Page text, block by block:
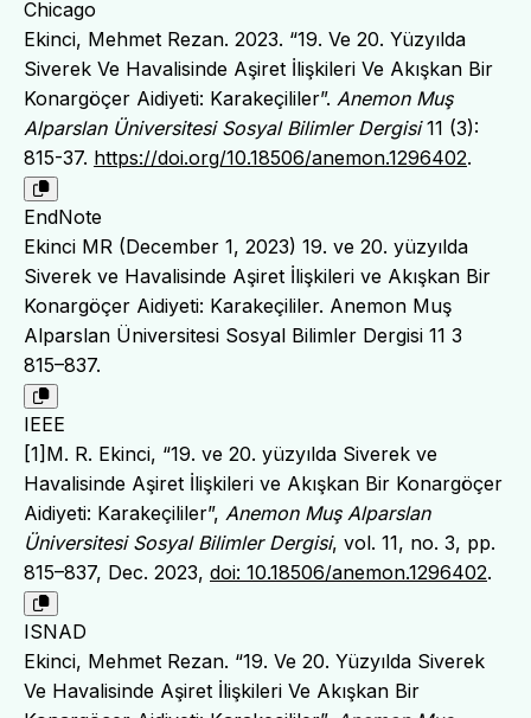
Chicago
Ekinci, Mehmet Rezan. 2023. “19. Ve 20. Yüzyılda
Siverek Ve Havalisinde Aşiret İlişkileri Ve Akışkan Bir
Konargöçer Aidiyeti: Karakeçililer”. Anemon Muş
Alparslan Üniversitesi Sosyal Bilimler Dergisi11 (3):
815-37. https://doi.org/10.18506/anemon.1296402.
EndNote
Ekinci MR (December 1, 2023) 19. ve 20. yüzyılda
Siverek ve Havalisinde Aşiret İlişkileri ve Akışkan Bir
Konargöçer Aidiyeti: Karakeçililer. Anemon Muş
Alparslan Üniversitesi Sosyal Bilimler Dergisi 11 3
815–837.
IEEE
[1]M. R. Ekinci, “19. ve 20. yüzyılda Siverek ve
Havalisinde Aşiret İlişkileri ve Akışkan Bir Konargöçer
Aidiyeti: Karakeçililer”, Anemon Muş Alparslan
Üniversitesi Sosyal Bilimler Dergisi, vol. 11, no. 3, pp.
815–837, Dec. 2023, doi: 10.18506/anemon.1296402.
ISNAD
Ekinci, Mehmet Rezan. “19. Ve 20. Yüzyılda Siverek
Ve Havalisinde Aşiret İlişkileri Ve Akışkan Bir